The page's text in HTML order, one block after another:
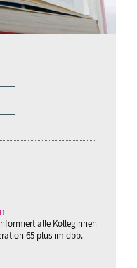
alle Kolleginnen
65 plus im dbb.